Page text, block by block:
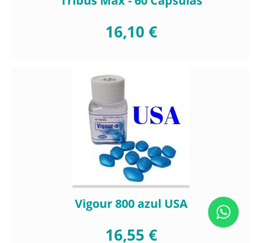
16,10 €
Vigour 800 azul USA
16,55 €